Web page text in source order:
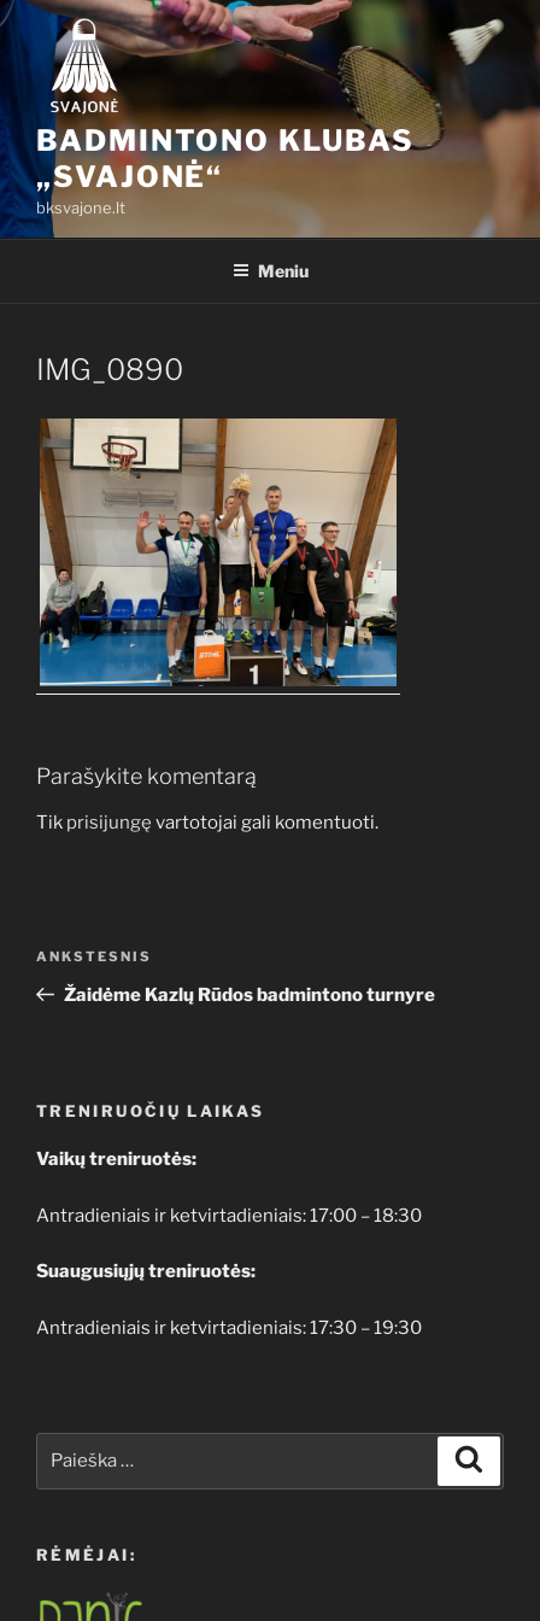
Eiti
prie
turinio
BADMINTONO KLUBAS
„SVAJONĖ“
bksvajone.lt
Meniu
IMG_0890
Parašykite komentarą
Tik prisijungę vartotojai gali komentuoti.
tarp
įrašų
Ankstesnis
įrašas
ANKSTESNIS
Žaidėme Kazlų Rūdos badmintono turnyre
TRENIRUOČIŲ LAIKAS
Vaikų treniruotės:
Antradieniais ir ketvirtadieniais: 17:00 – 18:30
Suaugusiųjų treniruotės:
Antradieniais ir ketvirtadieniais: 17:30 – 19:30
RĖMĖJAI: